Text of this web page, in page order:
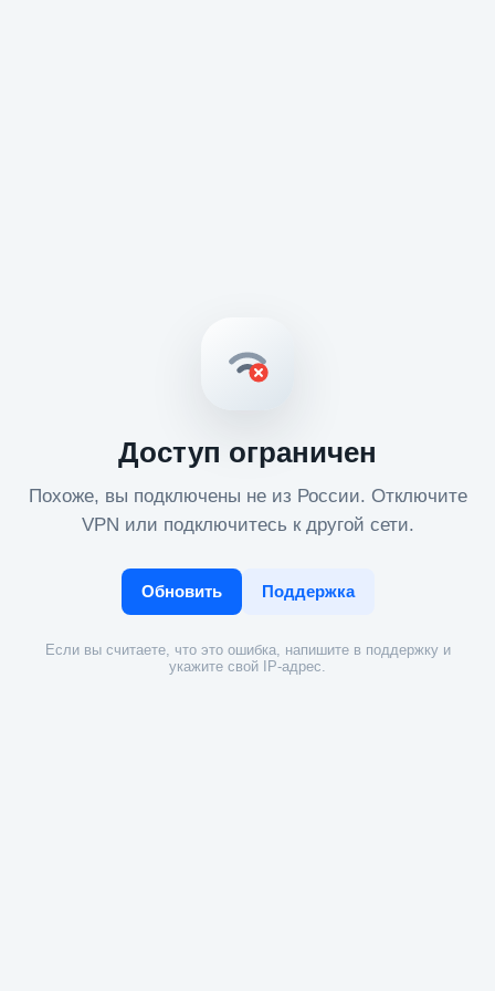
Доступ ограничен
Похоже, вы подключены не из России. Отключите
VPN или подключитесь к другой сети.
Обновить Поддержка
Если вы считаете, что это ошибка, напишите в поддержку и
укажите свой IP-адрес.